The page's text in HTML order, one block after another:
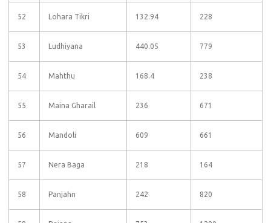
52 Lohara Tikri 132.94 228
53 Ludhiyana 440.05 779
54 Mahthu 168.4 238
55 Maina Gharail 236 671
56 Mandoli 609 661
57 Nera Baga 218 164
58 Panjahn 242 820